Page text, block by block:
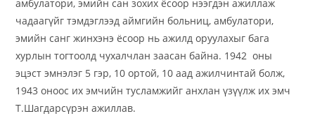
амбулатори, эмийн сан зохих ёсоор нээгдэн ажиллаж
чадаагүйг тэмдэглээд аймгийн больниц, амбулатори,
эмийн санг жинхэнэ ёсоор нь ажилд оруулахыг бага
хурлын тогтоолд чухалчлан заасан байна. 1942 оны
эцэст эмнэлэг 5 гэр, 10 ортой, 10 аад ажилчинтай болж,
1943 оноос их эмчийн тусламжийг анхлан үзүүлж их эмч
Т.Шагдарсүрэн ажиллав.